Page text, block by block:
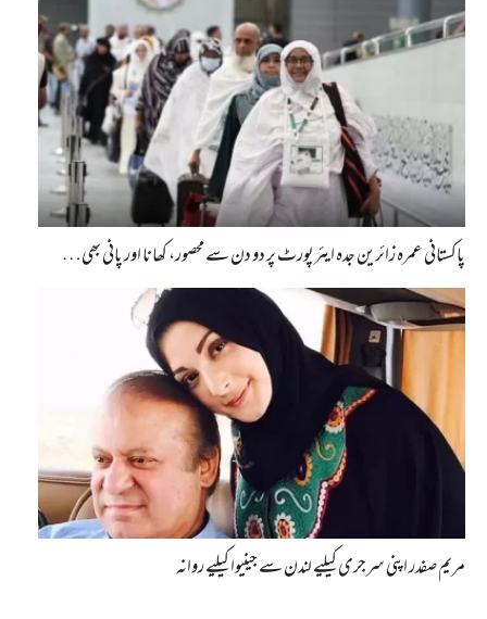
پاکستانی عمرہ زائرین جدہ ایئرپورٹ پر دو دن سے محصور، کھانا اور پانی بھی…
مریم صفدر اپنی سرجری کیلیے لندن سے جینیوا کیلیے روانہ